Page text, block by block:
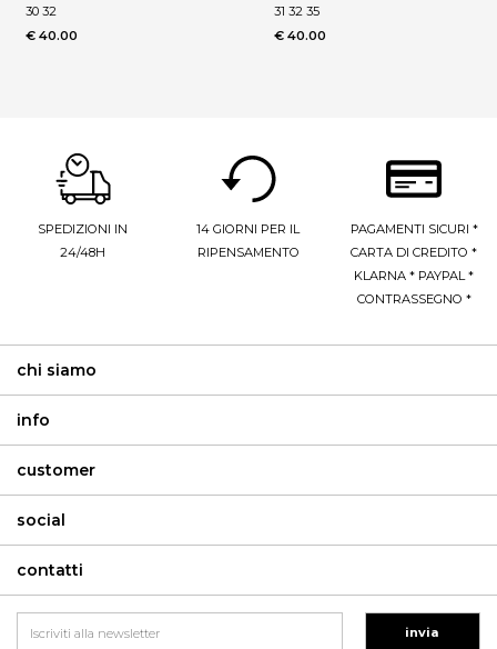
30 32
€ 40.00
31 32 35
€ 40.00
SPEDIZIONI IN
24/48H
14 GIORNI PER IL
RIPENSAMENTO
PAGAMENTI SICURI *
CARTA DI CREDITO *
KLARNA * PAYPAL *
CONTRASSEGNO *
chi siamo
info
customer
social
contatti
invia